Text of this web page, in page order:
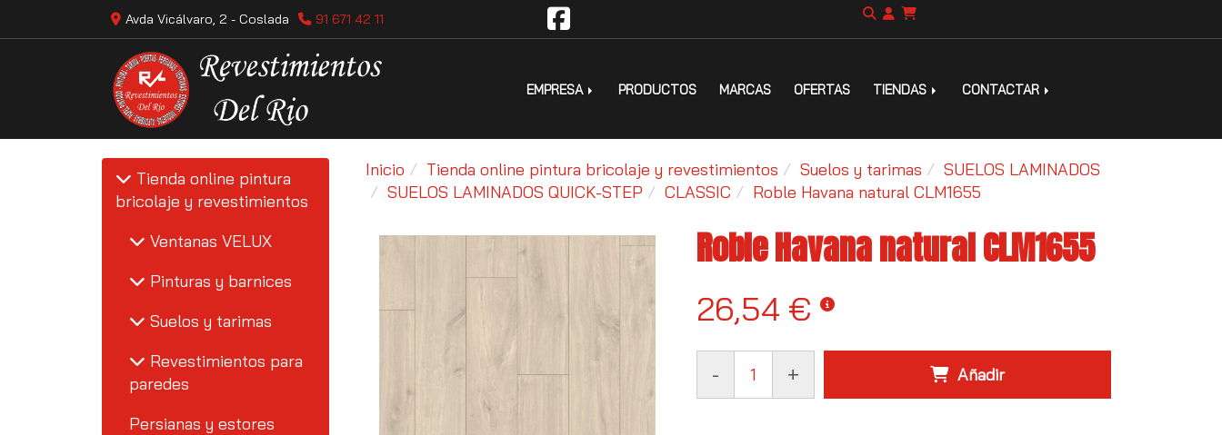
Avda Vicálvaro, 2 - Coslada 91 671 42 11
EMPRESA PRODUCTOS MARCAS OFERTAS TIENDAS CONTACTAR
Tienda online pintura
bricolaje y revestimientos
Ventanas VELUX
Pinturas y barnices
Suelos y tarimas
Revestimientos para
paredes
Persianas y estores
Inicio Tienda online pintura bricolaje y revestimientos Suelos y tarimas
SUELOS LAMINADOS
SUELOS LAMINADOS QUICK-STEP
CLASSIC Roble Havana natural CLM1655
Roble Havana natural CLM1655
26,54 €
- + Añadir